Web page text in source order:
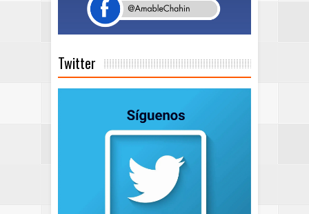
Twitter